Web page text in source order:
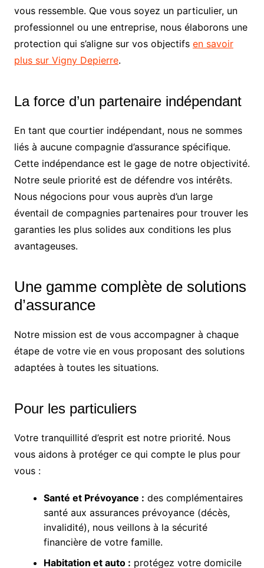
vous ressemble. Que vous soyez un particulier, un
professionnel ou une entreprise, nous élaborons une
protection qui s’aligne sur vos objectifs en savoir
plus sur Vigny Depierre.
La force d’un partenaire indépendant
En tant que courtier indépendant, nous ne sommes
liés à aucune compagnie d’assurance spécifique.
Cette indépendance est le gage de notre objectivité.
Notre seule priorité est de défendre vos intérêts.
Nous négocions pour vous auprès d’un large
éventail de compagnies partenaires pour trouver les
garanties les plus solides aux conditions les plus
avantageuses.
Une gamme complète de solutions
d’assurance
Notre mission est de vous accompagner à chaque
étape de votre vie en vous proposant des solutions
adaptées à toutes les situations.
Pour les particuliers
Votre tranquillité d’esprit est notre priorité. Nous
vous aidons à protéger ce qui compte le plus pour
vous :
Santé et Prévoyance : des complémentaires
santé aux assurances prévoyance (décès,
invalidité), nous veillons à la sécurité
financière de votre famille.
Habitation et auto : protégez votre domicile